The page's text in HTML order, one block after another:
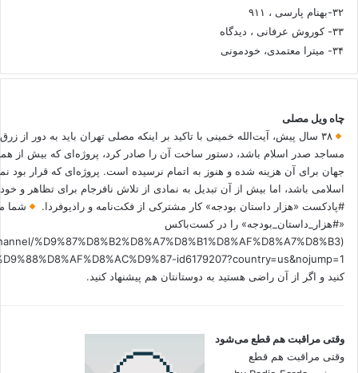
۳۲-بهنام پارسی ، ۹۱۱
۳۳- کوروش عرفانی ، دیدگاه
۳۴- میترا معتمدی، خودمونی
چاه ویل مصلی
۳۸ سال پیش، آیت‌الله خمینی با تاکید بر اینکه مصلی تهران باید به دور از
مساجد صدر اسلام باشد، دستور ساخت آن را صادر کرد، پروژه‌ای که بیش از
جهان برای آن هزینه شده و هنوز به اتمام نرسیده است. پروژه‌ای که قرار بود
اسلامی باشد، اما بیش از آن تبدیل به نمادی از تلاش نافرجام برای تظاهر و
#پادکست «هزار داستان بودجه» کار مشترکی از فکت‌نامه و رادیوفردا.
شما
«#هزار_داستان_بودجه» را در کست‌باکس
%D9%87%D8%B2%D8%A7%D8%B1%D8%AF%D8%A7%D8%B3
کنید و اگر از آن راضی هستید به دوستانتان هم پیشنهاد کنید.
وقتی مراقبت هم قطع می‌شود
وقتی مراقبت هم قطع